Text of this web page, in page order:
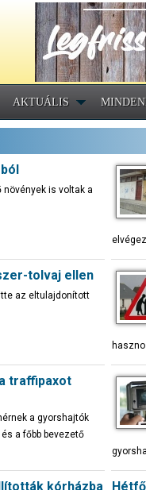
AKTUÁLIS
is voltak a
tolvaj ellen
az eltulajdonított
traffipaxot
a gyorshajtók
a főbb bevezető
kórházba